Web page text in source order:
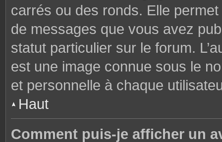
carrés ou des ronds. Elle
de messages que vous avez
statut particulier sur le forum.
est une image connue sous le
et personnelle à chaque
Haut
Comment puis-je afficher un